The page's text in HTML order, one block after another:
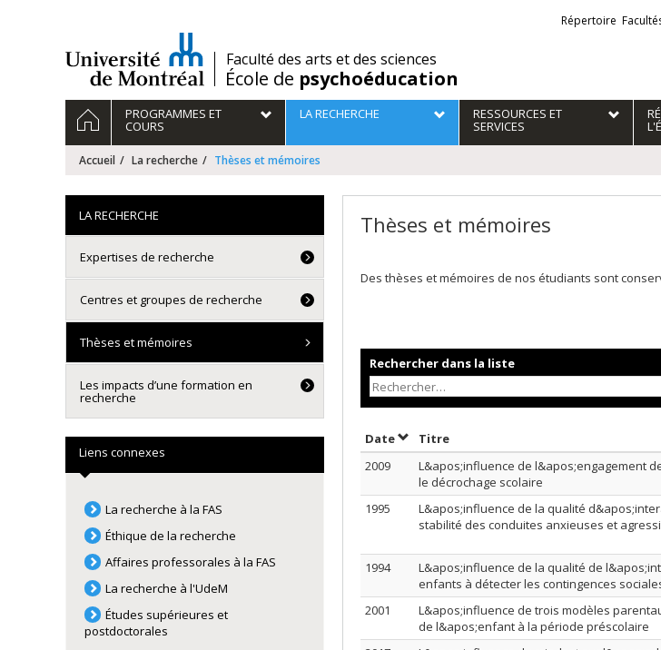
/Faculté des arts et des sciences
École de psychoéducation
Liens
externes
Répertoire
Navigation
principale
ACCUEILPROGRAMMES ET
COURS
LA RECHERCHE RESSOURCES ET
SERVICES
Accueil La recherche Thèses et mémoires
Thèses et mémoires
Des thèses et mémoires de nos étudiants sont
Rechercher dans la liste
DateTrier par date en ordre croissant
Titre
2009
L&apos;influence de l&apos;engagement
le décrochage scolaire
1995
L&apos;influence de la qualité
stabilité des conduites anxieuses et
1994
L&apos;influence de la qualité de
enfants à détecter les contingences
2001
L&apos;influence de trois modèles
de l&apos;enfant à la période préscolaire
LA RECHERCHE
Expertises de recherche
Centres et groupes de recherche
Thèses et mémoires
Les impacts d’une formation en
recherche
Liens connexes
La recherche à la FAS
Éthique de la recherche
Affaires professorales à la FAS
La recherche à l'UdeM
Études supérieures et
postdoctorales